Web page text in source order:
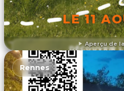
Aperçu de
LE 11
DÉCOUVRIR
Rennes